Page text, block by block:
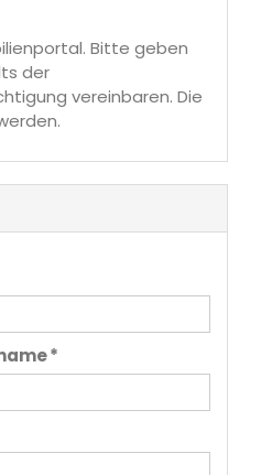
Bitte geben
der
vereinbaren. Die
*